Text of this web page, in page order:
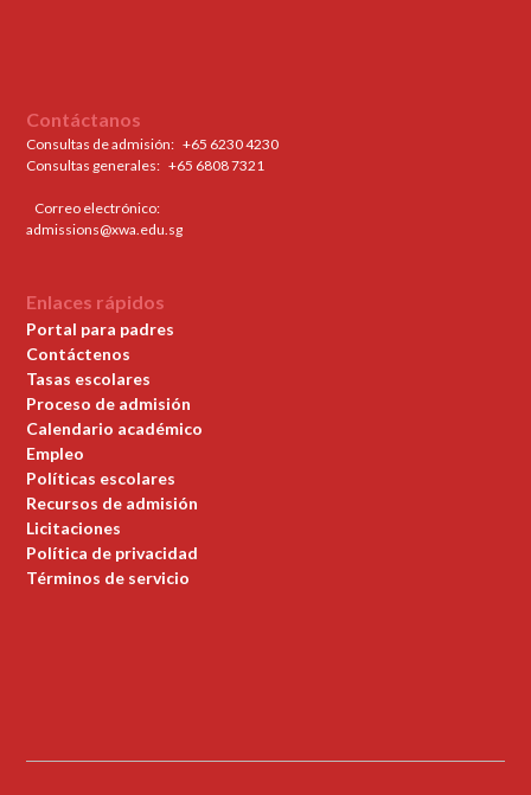
Contáctanos
Consultas de admisión:+65 6230 4230
Consultas generales: ‍+65 6808 7321
Correo electrónico:
admissions@xwa.edu.sg
Enlaces rápidos
Portal para padres
Contáctenos
Tasas escolares
Proceso de admisión
Calendario académico
Empleo
Políticas escolares
Recursos de admisión
Licitaciones
Política de privacidad
Términos de servicio